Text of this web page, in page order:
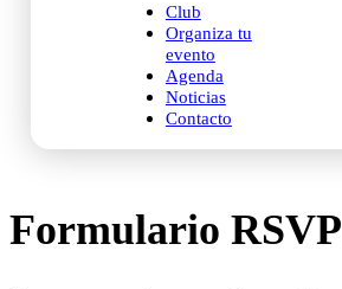
Club
Organiza tu
evento
Agenda
Noticias
Contacto
Formulario RSVP